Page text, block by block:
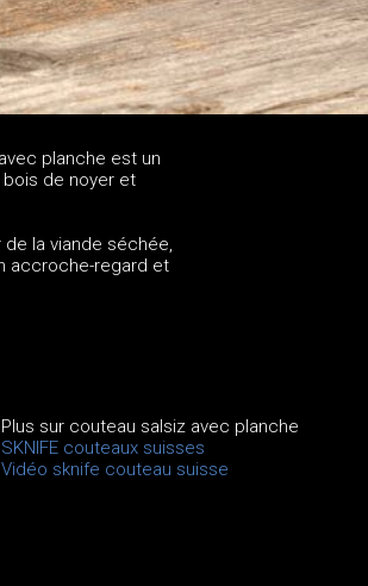
planche est un
de noyer et
la viande séchée,
accroche-regard et
Plus sur couteau salsiz avec planche
SKNIFE couteaux suisses
Vidéo sknife couteau suisse